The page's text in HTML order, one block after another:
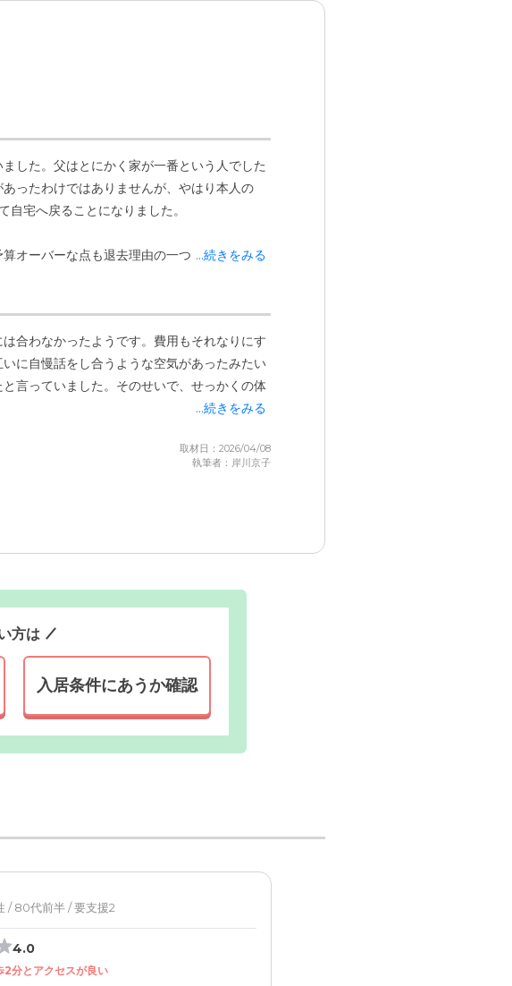
るホーム。屋上テラスか
した。父はとにかく家が一番という人でした
ったわけではありませんが、やはり本人の
自宅へ戻ることになりました。
オーバーな点も退去理由の一つでした。
...続きをみる
合わなかったようです。費用もそれなりにす
に自慢話をし合うような空気があったみたい
言っていました。そのせいで、せっかくの体
...続きをみる
取材日：2026/04/08
執筆者：岸川京子
方は
入居条件にあうか確認
/ 80代前半 / 要支援2
4.0
2分とアクセスが良い